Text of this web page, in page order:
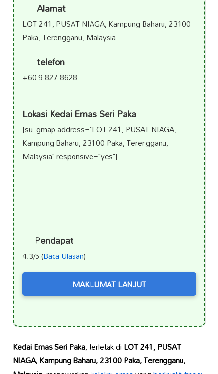
Alamat
LOT 241, PUSAT NIAGA, Kampung Baharu, 23100
Paka, Terengganu, Malaysia
telefon
+60 9-827 8628
Lokasi Kedai Emas Seri Paka
[su_gmap address="LOT 241, PUSAT NIAGA,
Kampung Baharu, 23100 Paka, Terengganu,
Malaysia" responsive="yes"]
Pendapat
4.3/5 (Baca Ulasan)
MAKLUMAT LANJUT
Kedai Emas Seri Paka, terletak diLOT 241, PUSAT
NIAGA, Kampung Baharu, 23100 Paka, Terengganu,